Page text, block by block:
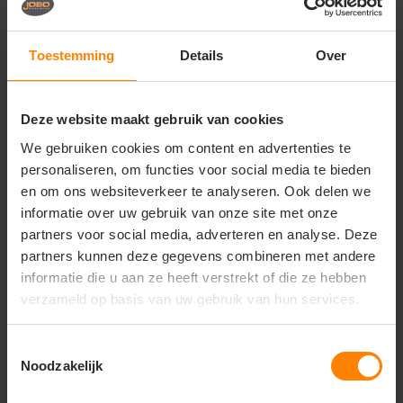
Toestemming Details Over
Deze website maakt gebruik van cookies
We gebruiken cookies om content en advertenties te
personaliseren, om functies voor social media te bieden
en om ons websiteverkeer te analyseren. Ook delen we
informatie over uw gebruik van onze site met onze
partners voor social media, adverteren en analyse. Deze
partners kunnen deze gegevens combineren met andere
informatie die u aan ze heeft verstrekt of die ze hebben
verzameld op basis van uw gebruik van hun services.
Noodzakelijk
gewicht beperkt blijft. Belangrijke functionele
verstelbare onderzoomdie helpt om wind buiten te
houden.
microvezelvulling — voor isolatie en bescherming.
Wind- en waterafstotend — geschikt voor
buitenactiviteiten.
Afneembare capuchon — flexibiliteit tussen
bescherming en comfort.
Borstzak met ritssluiting — handig voor essentials.
Verstelbare zoom / onderzijde — betere pasvorm
Damespasvorm — afgestemd op vrouwelijke
sporters.
Gebruik: